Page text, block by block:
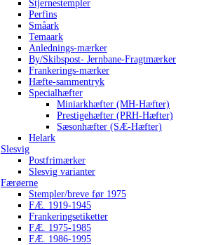
Stjernestempler
Perfins
Småark
Temaark
Anlednings-mærker
By/Skibspost- Jernbane-Fragtmærker
Frankerings-mærker
Hæfte-sammentryk
Specialhæfter
Miniarkhæfter (MH-Hæfter)
Prestigehæfter (PRH-Hæfter)
Sæsonhæfter (SÆ-Hæfter)
Helark
Slesvig
Postfrimærker
Slesvig varianter
Færøerne
Stempler/breve før 1975
FÆ. 1919-1945
Frankeringsetiketter
FÆ. 1975-1985
FÆ. 1986-1995